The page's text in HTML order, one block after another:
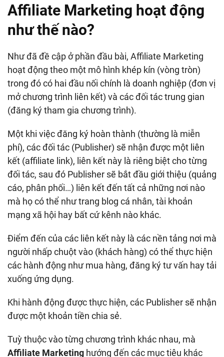
Affiliate Marketing hoạt động
như thế nào?
Như đã đề cập ở phần đầu bài, Affiliate Marketing
hoạt động theo một mô hình khép kín (vòng tròn)
trong đó có hai đầu nối chính là doanh nghiệp (đơn vị
mở chương trình liên kết) và các đối tác trung gian
(đăng ký tham gia chương trình).
Một khi việc đăng ký hoàn thành (thường là miễn
phí), các đối tác (Publisher) sẽ nhận được một liên
kết (affiliate link), liên kết này là riêng biệt cho từng
đối tác, sau đó Publisher sẽ bắt đầu giới thiệu (quảng
cáo, phân phối…) liên kết đến tất cả những nơi nào
mà họ có thể như trang blog cá nhân, tài khoản
mạng xã hội hay bất cứ kênh nào khác.
Điểm đến của các liên kết này là các nền tảng nơi mà
người nhấp chuột vào (khách hàng) có thể thực hiện
các hành động như mua hàng, đăng ký tư vấn hay tải
xuống ứng dụng.
Khi hành động được thực hiện, các Publisher sẽ nhận
được một khoản tiền chia sẻ.
Tuỳ thuộc vào từng chương trình khác nhau, mà
Affiliate Marketing hướng đến các mục tiêu khác